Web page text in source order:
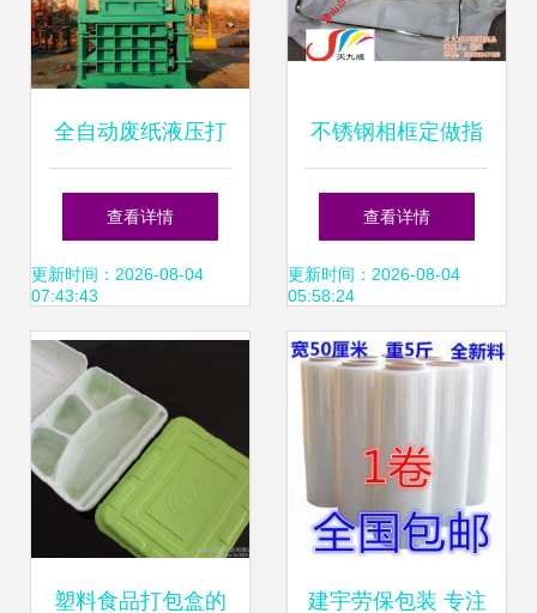
全自动废纸液压打
包机 让废纸回收管
理更高效
查看详情
更新时间：2026-08-04
07:43:43
不锈钢相框定做指
南 从黑钛材质到在
线打包一步到位
查看详情
更新时间：2026-08-04
05:58:24
塑料食品打包盒的 建宇劳保包装 专注